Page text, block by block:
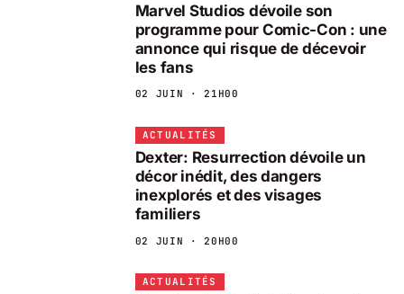
Marvel Studios dévoile son
programme pour Comic-Con : une
annonce qui risque de décevoir
les fans
02 JUIN · 21H00
ACTUALITÉS
Dexter: Resurrection dévoile un
décor inédit, des dangers
inexplorés et des visages
familiers
02 JUIN · 20H00
ACTUALITÉS